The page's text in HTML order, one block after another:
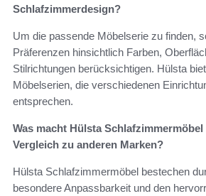
Schlafzimmerdesign?
Um die passende Möbelserie zu finden,
Präferenzen hinsichtlich Farben,
Stilrichtungen berücksichtigen. Hülsta
Möbelserien, die verschiedenen
entsprechen.
Was macht Hülsta
Vergleich zu anderen Marken?
Hülsta Schlafzimmermöbel bestechen
besondere Anpassbarkeit und den